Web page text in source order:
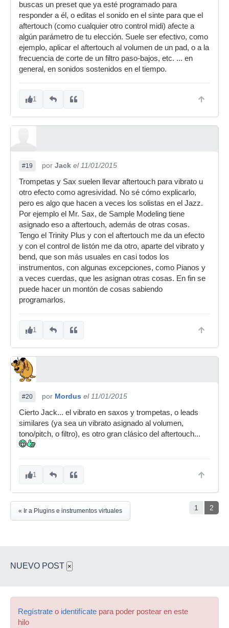
buscas un preset que ya esté programado para
responder a él, o editas el sonido en el sinte para que el
aftertouch (como cualquier otro control midi) afecte a
algún parámetro de tu elección. Suele ser efectivo, como
ejemplo, aplicar el aftertouch al volumen de un pad, o a la
frecuencia de corte de un filtro paso-bajos, etc. ... en
general, en sonidos sostenidos en el tiempo.
1
#19 por Jack el 11/01/2015
Trompetas y Sax suelen llevar aftertouch para vibrato u
otro efecto como agresividad. No sé cómo explicarlo,
pero es algo que hacen a veces los solistas en el Jazz.
Por ejemplo el Mr. Sax, de Sample Modeling tiene
asignado eso a aftertouch, además de otras cosas.
Tengo el Trinity Plus y con el aftertouch me da un efecto
y con el control de listón me da otro, aparte del vibrato y
bend, que son más usuales en casi todos los
instrumentos, con algunas excepciones, como Pianos y
a veces cuerdas, que les asignan otras cosas. En fin se
puede hacer un montón de cosas sabiendo
programarlos.
1
#20 por Mordus el 11/01/2015
Cierto Jack... el vibrato en saxos y trompetas, o leads
similares (ya sea un vibrato asignado al volumen,
tono/pitch, o filtro), es otro gran clásico del aftertouch...
1
1 2
« Ir a Plugins e instrumentos virtuales
NUEVO POST ×
Regístrate o identifícate para poder postear en este
hilo